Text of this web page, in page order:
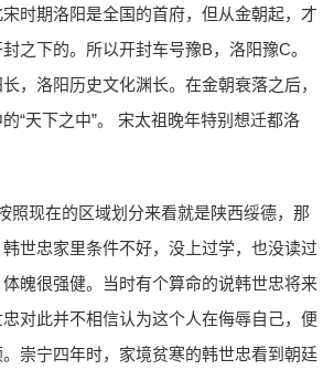
时期洛阳是全国的首府，但从金朝起，才
之下的。所以开封车号豫B，洛阳豫C。
，洛阳历史文化渊长。在金朝衰落之后，
“天下之中”。 宋太祖晚年特别想迁都洛
照现在的区域划分来看就是陕西绥德，那
世忠家里条件不好，没上过学，也没读过
魄很强健。当时有个算命的说韩世忠将来
对此并不相信认为这个人在侮辱自己，便
崇宁四年时，家境贫寒的韩世忠看到朝廷